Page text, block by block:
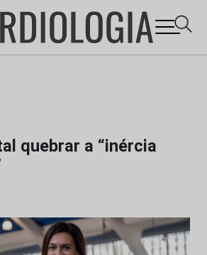
quebrar a “inércia